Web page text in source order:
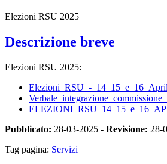
Elezioni RSU 2025
Descrizione breve
Elezioni RSU 2025:
Elezioni_RSU_-
Pubblicato: 28-03-2025 - Revisione: 28-
Tag pagina: Servizi